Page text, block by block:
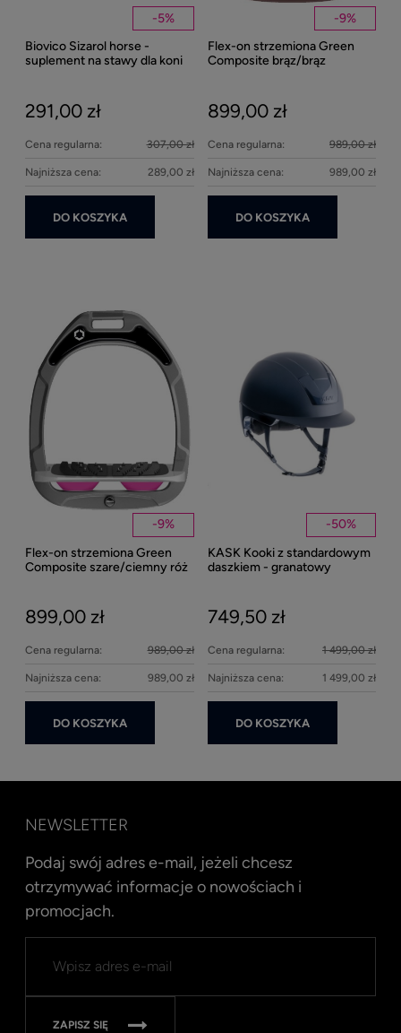
-5%
Biovico Sizarol horse -
suplement na stawy dla koni
291,00 zł
Cena regularna: 307,00 zł
Najniższa cena: 289,00 zł
DO KOSZYKA
-9%
Flex-on strzemiona Green
Composite brąz/brąz
899,00 zł
Cena regularna: 989,00 zł
Najniższa cena: 989,00 zł
DO KOSZYKA
-9%
Flex-on strzemiona Green
Composite szare/ciemny róż
899,00 zł
Cena regularna: 989,00 zł
Najniższa cena: 989,00 zł
DO KOSZYKA
-50%
KASK Kooki z standardowym
daszkiem - granatowy
749,50 zł
Cena regularna: 1 499,00 zł
Najniższa cena: 1 499,00 zł
DO KOSZYKA
NEWSLETTER
Podaj swój adres e-mail, jeżeli chcesz
otrzymywać informacje o nowościach i
promocjach.
ZAPISZ SIĘ